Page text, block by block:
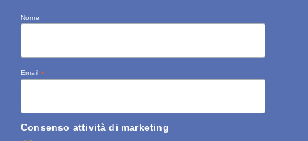
Nome
Email*
Consenso attività di marketing